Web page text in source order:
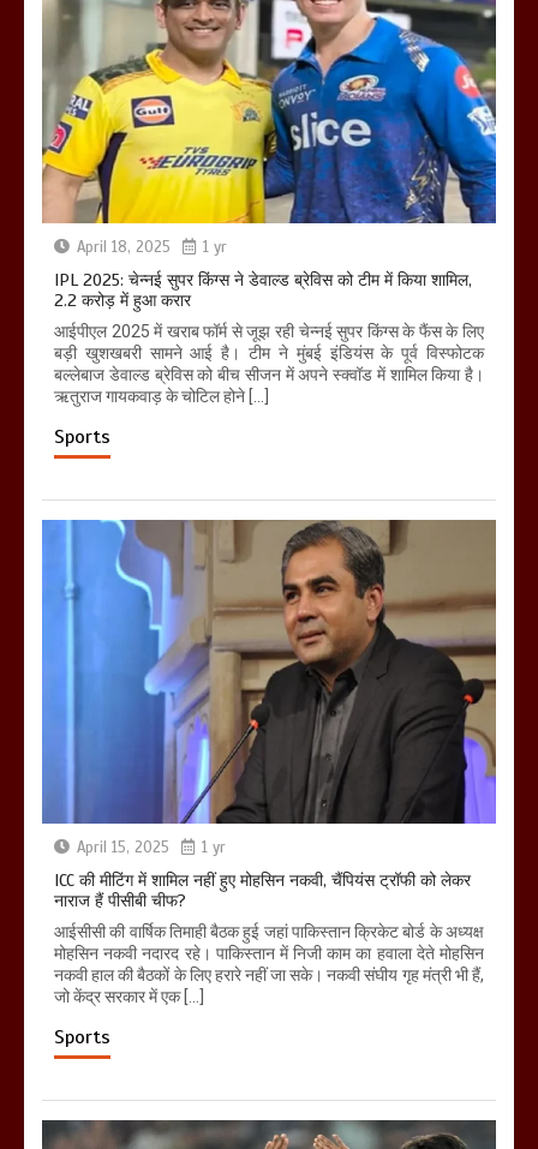
April 18, 2025 1 yr
IPL 2025: चेन्नई सुपर किंग्स ने डेवाल्ड ब्रेविस को टीम में किया शामिल,
2.2 करोड़ में हुआ करार
आईपीएल 2025 में खराब फॉर्म से जूझ रही चेन्नई सुपर किंग्स के फैंस के लिए
बड़ी खुशखबरी सामने आई है। टीम ने मुंबई इंडियंस के पूर्व विस्फोटक
बल्लेबाज डेवाल्ड ब्रेविस को बीच सीजन में अपने स्क्वॉड में शामिल किया है।
ऋतुराज गायकवाड़ के चोटिल होने […]
Sports
April 15, 2025 1 yr
ICC की मीटिंग में शामिल नहीं हुए मोहसिन नकवी, चैंपियंस ट्रॉफी को लेकर
नाराज हैं पीसीबी चीफ?
आईसीसी की वार्षिक तिमाही बैठक हुई जहां पाकिस्तान क्रिकेट बोर्ड के अध्यक्ष
मोहसिन नकवी नदारद रहे। पाकिस्तान में निजी काम का हवाला देते मोहसिन
नकवी हाल की बैठकों के लिए हरारे नहीं जा सके। नकवी संघीय गृह मंत्री भी हैं,
जो केंद्र सरकार में एक […]
Sports